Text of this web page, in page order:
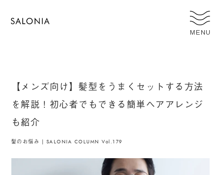
MENU
【メンズ向け】髪型をうまくセットする方法
を解説！初心者でもできる簡単ヘアアレンジ
も紹介
髪のお悩み | SALONIA COLUMN Vol.179